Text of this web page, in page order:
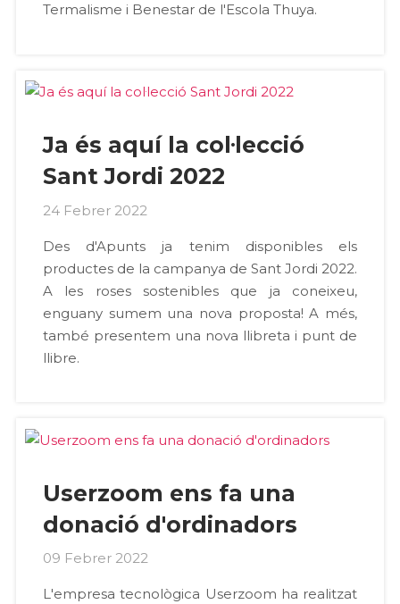
Termalisme i Benestar de l'Escola Thuya.
Ja és aquí la col·lecció
Sant Jordi 2022
24 Febrer 2022
Des d'Apunts ja tenim disponibles els
productes de la campanya de Sant Jordi 2022.
A les roses sostenibles que ja coneixeu,
enguany sumem una nova proposta! A més,
també presentem una nova llibreta i punt de
llibre.
Userzoom ens fa una
donació d'ordinadors
09 Febrer 2022
L'empresa tecnològica Userzoom ha realitzat